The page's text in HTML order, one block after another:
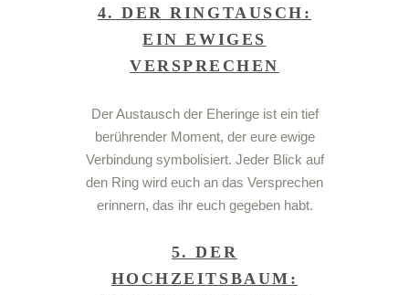
4. DER RINGTAUSCH:
EIN EWIGES
VERSPRECHEN
Der Austausch der Eheringeist ein tief
berührender Moment, der eure ewige
Verbindung symbolisiert. Jeder Blick auf
den Ring wird euch an das Versprechen
erinnern, das ihr euch gegeben habt.
5. DER
HOCHZEITSBAUM: